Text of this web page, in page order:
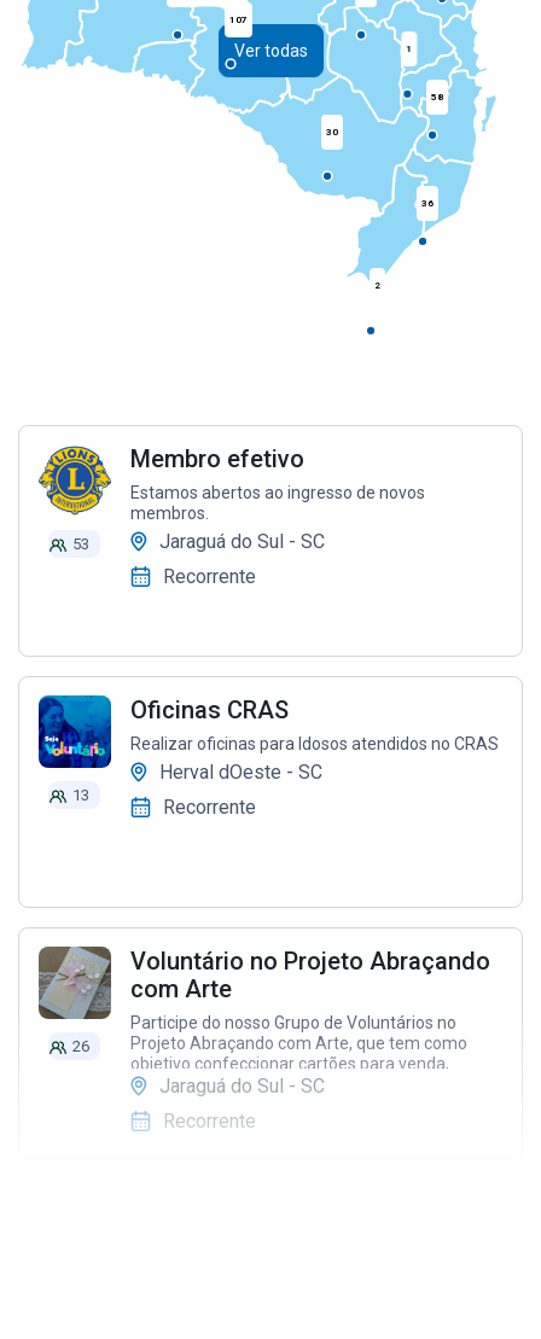
107
36
30
58
2
1
53
Membro efetivo
Estamos abertos ao ingresso de novos
membros.
Jaraguá do Sul - SC
Recorrente
13
Oficinas CRAS
Realizar oficinas para Idosos atendidos no CRAS
Herval dOeste - SC
Recorrente
26
Voluntário no Projeto Abraçando
com Arte
Participe do nosso Grupo de Voluntários no
Projeto Abraçando com Arte, que tem como
objetivo confeccionar cartões para venda,
revertendo os valores para a manutenção da
forma presencial na secretaria da AMA, no
Jaraguá do Sul - SC
Recorrente
Ver todas